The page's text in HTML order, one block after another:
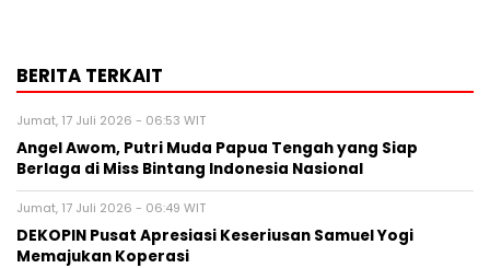
BERITA TERKAIT
Jumat, 17 Juli 2026 - 06:53 WIT
Angel Awom, Putri Muda Papua Tengah yang Siap
Berlaga di Miss Bintang Indonesia Nasional
Jumat, 17 Juli 2026 - 06:49 WIT
DEKOPIN Pusat Apresiasi Keseriusan Samuel Yogi
Memajukan Koperasi